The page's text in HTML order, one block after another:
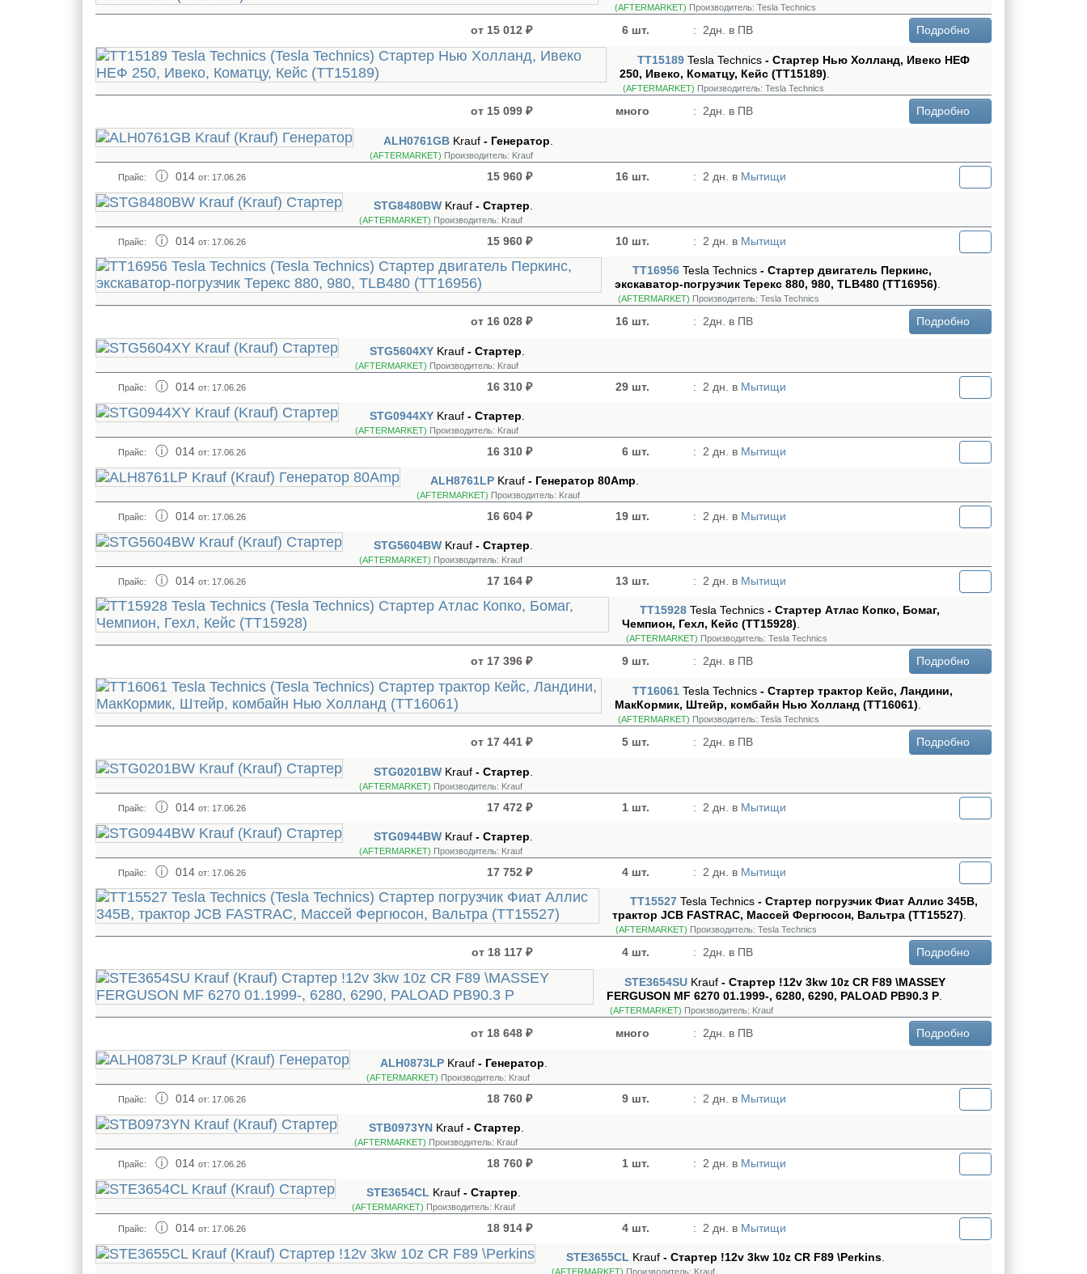
(AFTERMARKET) Производитель:Tesla Technics
от 15 012 ₽ 6 шт. : 2дн. в ПВ Подробно
TT15189 Tesla Technics - Стартер Нью Холланд, Ивеко НЕФ
250, Ивеко, Коматцу, Кейс (TT15189)
(AFTERMARKET) Производитель:Tesla Technics
от 15 099 ₽ много : 2дн. в ПВ Подробно
ALH0761GB Krauf - Генератор
(AFTERMARKET) Производитель: Krauf
Прайс: 014 от: 17.06.26 15 960 ₽ 16 шт. : 2 дн. в Мытищи
STG8480BW Krauf - Стартер
(AFTERMARKET) Производитель: Krauf
Прайс: 014 от: 17.06.26 15 960 ₽ 10 шт. : 2 дн. в Мытищи
TT16956 Tesla Technics - Стартер двигатель Перкинс,
экскаватор-погрузчик Терекс 880, 980, TLB480 (TT16956)
(AFTERMARKET) Производитель: Tesla Technics
от 16 028 ₽ 16 шт. : 2дн. в ПВ Подробно
STG5604XY Krauf - Стартер
(AFTERMARKET) Производитель: Krauf
Прайс: 014 от: 17.06.26 16 310 ₽ 29 шт. : 2 дн. в Мытищи
STG0944XY Krauf - Стартер
(AFTERMARKET) Производитель: Krauf
Прайс: 014 от: 17.06.26 16 310 ₽ 6 шт. : 2 дн. в Мытищи
ALH8761LP Krauf - Генератор 80Amp
(AFTERMARKET) Производитель: Krauf
Прайс: 014 от: 17.06.26 16 604 ₽ 19 шт. : 2 дн. в Мытищи
STG5604BW Krauf - Стартер
(AFTERMARKET) Производитель: Krauf
Прайс: 014 от: 17.06.26 17 164 ₽ 13 шт. : 2 дн. в Мытищи
TT15928Tesla Technics- Стартер Атлас Копко, Бомаг,
Чемпион, Гехл, Кейс (TT15928)
(AFTERMARKET) Производитель: Tesla Technics
от 17 396 ₽ 9 шт. : 2дн. в ПВ Подробно
TT16061 Tesla Technics - Стартер трактор Кейс, Ландини,
МакКормик, Штейр, комбайн Нью Холланд (TT16061)
(AFTERMARKET) Производитель: Tesla Technics
от 17 441 ₽ 5 шт. : 2дн. в ПВ Подробно
STG0201BW Krauf - Стартер
(AFTERMARKET) Производитель: Krauf
Прайс: 014 от: 17.06.26 17 472 ₽ 1 шт. : 2 дн. в Мытищи
STG0944BW Krauf - Стартер
(AFTERMARKET) Производитель: Krauf
Прайс: 014 от: 17.06.26 17 752 ₽ 4 шт. : 2 дн. в Мытищи
TT15527Tesla Technics- Стартер погрузчик Фиат Аллис 345B,
трактор JCB FASTRAC, Массей Фергюсон, Вальтра (TT15527)
(AFTERMARKET) Производитель:Tesla Technics
от 18 117 ₽ 4 шт. : 2дн. в ПВ Подробно
STE3654SU Krauf - Стартер !12v 3kw 10z CR F89 \MASSEY
FERGUSON MF 6270 01.1999-, 6280, 6290, PALOAD PB90.3 P.
(AFTERMARKET) Производитель: Krauf
от 18 648 ₽ много : 2дн. в ПВ Подробно
ALH0873LP Krauf - Генератор
(AFTERMARKET) Производитель: Krauf
Прайс: 014 от: 17.06.26 18 760 ₽ 9 шт. : 2 дн. в Мытищи
STB0973YN Krauf - Стартер
(AFTERMARKET) Производитель: Krauf
Прайс: 014 от: 17.06.26 18 760 ₽ 1 шт. : 2 дн. в Мытищи
STE3654CL Krauf - Стартер
(AFTERMARKET) Производитель: Krauf
Прайс: 014 от: 17.06.26 18 914 ₽ 4 шт. : 2 дн. в Мытищи
STE3655CL Krauf - Стартер !12v 3kw 10z CR F89 \Perkins
(AFTERMARKET) Производитель: Krauf